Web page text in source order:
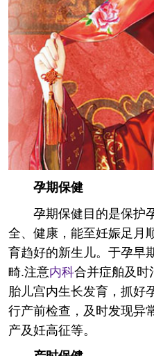
孕期保健
孕期保健目的是保护
全、健康，能至妊娠足月
育趋好的新生儿。于孕早
畸.注意内科合并症舶及时
胎儿宫内生长发育，抓好
行产前检查，及时发现异
产及妊高征等。